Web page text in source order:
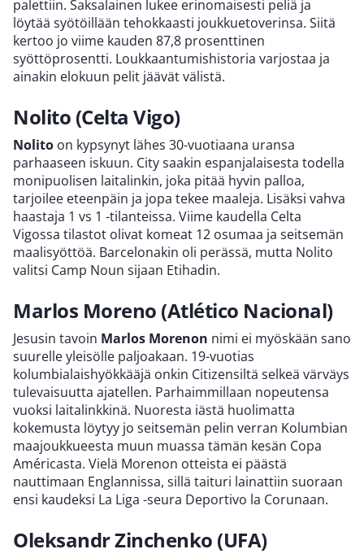
palettiin. Saksalainen lukee erinomaisesti peliä ja
löytää syötöillään tehokkaasti joukkuetoverinsa. Siitä
kertoo jo viime kauden 87,8 prosenttinen
syöttöprosentti. Loukkaantumishistoria varjostaa ja
ainakin elokuun pelit jäävät välistä.
Nolito (Celta Vigo)
Nolito on kypsynyt lähes 30-vuotiaana uransa
parhaaseen iskuun. City saakin espanjalaisesta todella
monipuolisen laitalinkin, joka pitää hyvin palloa,
tarjoilee eteenpäin ja jopa tekee maaleja. Lisäksi vahva
haastaja 1 vs 1 -tilanteissa. Viime kaudella Celta
Vigossa tilastot olivat komeat 12 osumaa ja seitsemän
maalisyöttöä. Barcelonakin oli perässä, mutta Nolito
valitsi Camp Noun sijaan Etihadin.
Marlos Moreno (Atlético Nacional)
Jesusin tavoin Marlos Morenon nimi ei myöskään sano
suurelle yleisölle paljoakaan. 19-vuotias
kolumbialaishyökkääjä onkin Citizensiltä selkeä värväys
tulevaisuutta ajatellen. Parhaimmillaan nopeutensa
vuoksi laitalinkkinä. Nuoresta iästä huolimatta
kokemusta löytyy jo seitsemän pelin verran Kolumbian
maajoukkueesta muun muassa tämän kesän Copa
Américasta. Vielä Morenon otteista ei päästä
nauttimaan Englannissa, sillä taituri lainattiin suoraan
ensi kaudeksi La Liga -seura Deportivo la Corunaan.
Oleksandr Zinchenko (UFA)